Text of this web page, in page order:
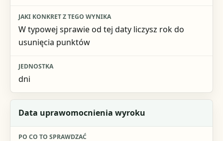
W typowej sprawie od tej daty liczysz rok do
usunięcia punktów
dni
Data uprawomocnienia wyroku